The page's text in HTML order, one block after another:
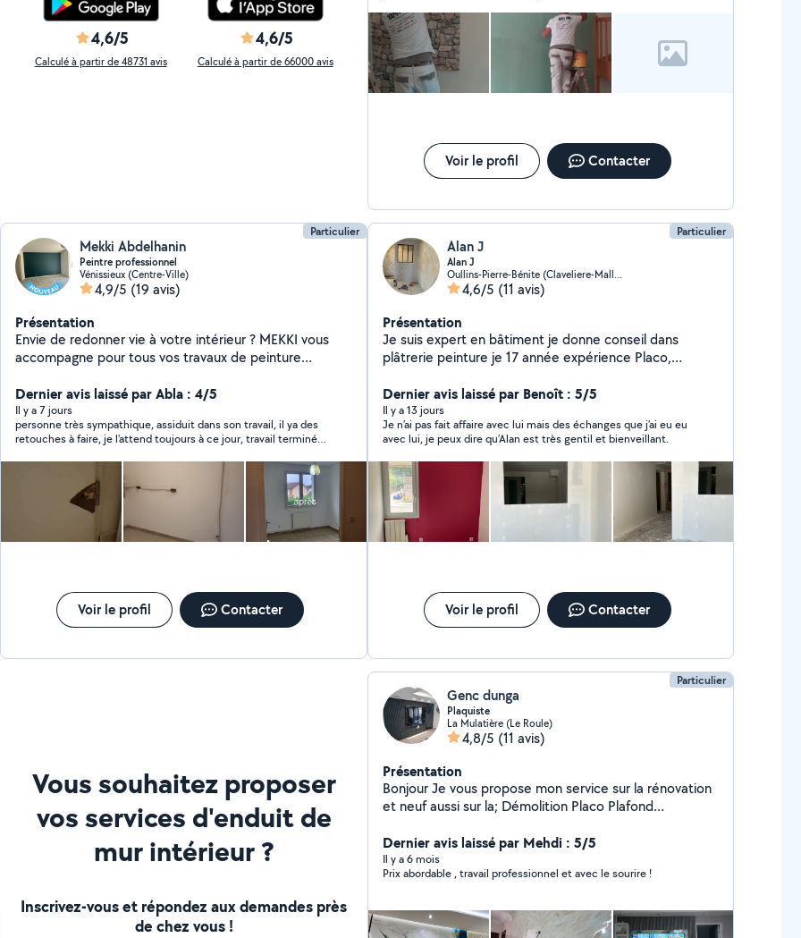
4,6/5
Calculé à partir de 48731 avis
4,6/5
Calculé à partir de 66000 avis
carrelage, de faïence...dans toutes les pièces de votre
maison ou appartement. Je peux aussi intervenir pour
du petit bricolage. N hésitez pas à me contacter pour
vos petits projets comme les grands, nous en
discuterons ensemble pour que chacun y trouve son
Voir le profil Contacter
Particulier
Mekki Abdelhanin
Peintre professionnel
Vénissieux (Centre-Ville)
4,9/5 (19 avis)
Présentation
Envie de redonner vie à votre intérieur ? MEKKI vous
accompagne pour tous vos travaux de peinture
et le respect des délais. Nos prestations : Peinture
murs et plafonds Peinture portes et boiseries
Préparation des surfaces (rebouchage, ponçage)
Rénovation d'appartements et de maisons Conseils sur
le choix des couleurs et des finitions Devis gratuit
Intervention à Lyon et alentours
Dernier avis laissé par Abla : 4/5
Il y a 7 jours
personne très sympathique, assiduit dans son travail, il ya des
retouches à faire, je l'attend toujours à ce jour, travail terminé
Voir le profil Contacter
Particulier
Alan J
Alan J
Oullins-Pierre-Bénite (Claveliere-Malletiere)
4,6/5 (11 avis)
Présentation
Je suis expert en bâtiment je donne conseil dans
plâtrerie peinture je 17 année expérience Placo,
papier peintre plafond démontable démolition plafond
placo décoration ratissage (enduit en mur)ponçage
isolation devis sur place gratuitement.
Dernier avis laissé par Benoît : 5/5
Il y a 13 jours
Je n’ai pas fait affaire avec lui mais des échanges que j’ai eu eu
avec lui, je peux dire qu’Alan est très gentil et bienveillant.
Voir le profil Contacter
Vous souhaitez proposer
vos services d'enduit de
mur intérieur ?
Inscrivez-vous et répondez aux demandes près
de chez vous !
Particulier
Genc dunga
Plaquiste
La Mulatière (Le Roule)
4,8/5 (11 avis)
Présentation
Bonjour Je vous propose mon service sur la rénovation
et neuf aussi sur la; Démolition Placo Plafond
Dernier avis laissé par Mehdi : 5/5
Il y a 6 mois
Prix abordable , travail professionnel et avec le sourire !